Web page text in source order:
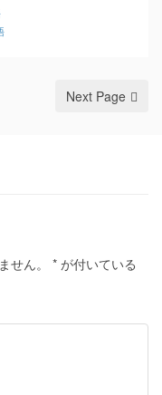
Next Page
せん。 * が付いている